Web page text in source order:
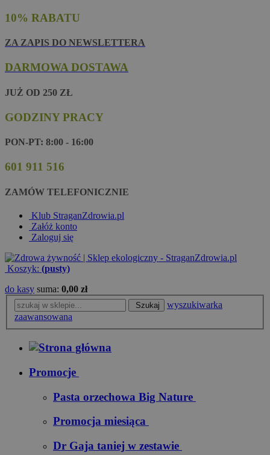
10% RABATU
ZA ZAPIS DO NEWSLETTERA
DARMOWA DOSTAWA
JUŻ OD 250 ZŁ
GODZINY PRACY
PON-PT: 8:00 - 16:00
601 911 516
ZAMÓW TELEFONICZNIE
Klub StraganZdrowia.pl
Załóż konto
Zaloguj się
Koszyk: (pusty)
do kasy suma: 0,00 zł
Szukaj
wyszukiwarka
zaawansowana
Promocje
Pasta orzechowa Big Nature
Promocja miesiąca
Dr Gaja taniej w zestawie